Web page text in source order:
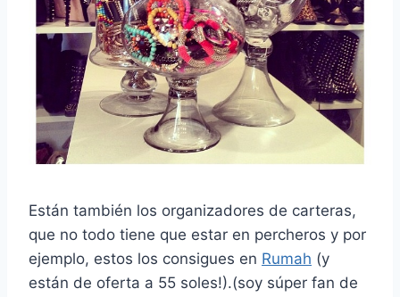
Están también los organizadores de carteras,
que no todo tiene que estar en percheros y por
ejemplo, estos los consigues en Rumah (y
están de oferta a 55 soles!).(soy súper fan de